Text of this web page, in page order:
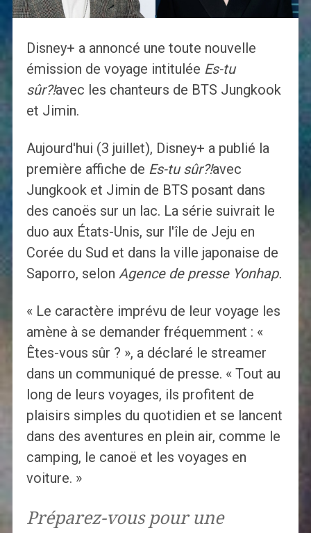
Disney+ a annoncé une toute nouvelle
émission de voyage intitulée Es-tu
sûr?!avec les chanteurs de BTS Jungkook
et Jimin.
Aujourd'hui (3 juillet), Disney+ a publié la
première affiche de Es-tu sûr?!avec
Jungkook et Jimin de BTS posant dans
des canoës sur un lac. La série suivrait le
duo aux États-Unis, sur l'île de Jeju en
Corée du Sud et dans la ville japonaise de
Saporro, selon Agence de presse Yonhap.
« Le caractère imprévu de leur voyage les
amène à se demander fréquemment : «
Êtes-vous sûr ? », a déclaré le streamer
dans un communiqué de presse. « Tout au
long de leurs voyages, ils profitent de
plaisirs simples du quotidien et se lancent
dans des aventures en plein air, comme le
camping, le canoë et les voyages en
voiture. »
Préparez-vous pour une